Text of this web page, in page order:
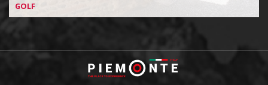
GOLF